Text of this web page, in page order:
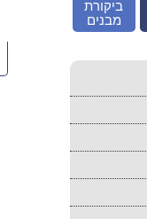
ביקורת
מבנים